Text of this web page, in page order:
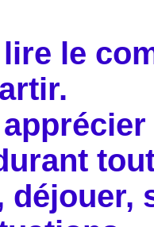
le
déjouer,